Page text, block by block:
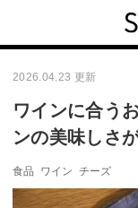
2026.04.23 更新
ワインに合う
ンの美味しさ
食品 ワイン チーズ